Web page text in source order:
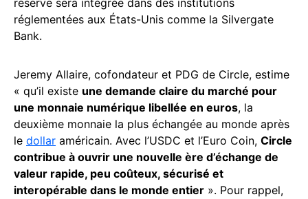
réserve sera intégrée dans des institutions
réglementées aux États-Unis comme la Silvergate
Bank.
Jeremy Allaire, cofondateur et PDG de Circle, estime
« qu’il existe une demande claire du marché pour
une monnaie numérique libellée en euros, la
deuxième monnaie la plus échangée au monde après
le dollar américain. Avec l’USDC et l’Euro Coin, Circle
contribue à ouvrir une nouvelle ère d’échange de
valeur rapide, peu coûteux, sécurisé et
interopérable dans le monde entier ». Pour rappel,